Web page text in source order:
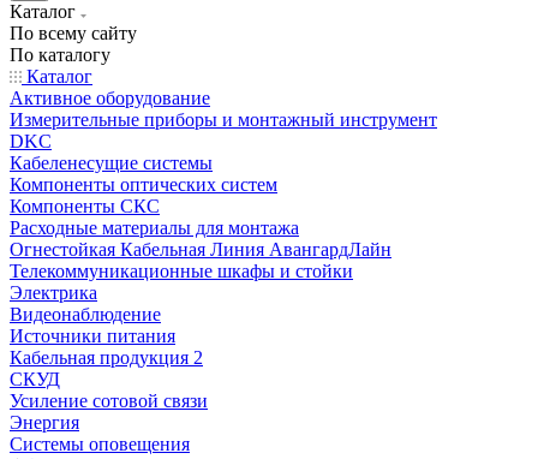
Каталог
По всему сайту
По каталогу
Каталог
Активное оборудование
Измерительные приборы и монтажный инструмент
DKC
Кабеленесущие системы
Компоненты оптических систем
Компоненты СКС
Расходные материалы для монтажа
Огнестойкая Кабельная Линия АвангардЛайн
Телекоммуникационные шкафы и стойки
Электрика
Видеонаблюдение
Источники питания
Кабельная продукция 2
СКУД
Усиление сотовой связи
Энергия
Системы оповещения